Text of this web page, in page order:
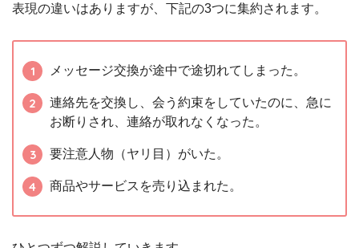
表現の違いはありますが、下記の3つに集約されます。
メッセージ交換が途中で途切れてしまった。
連絡先を交換し、会う約束をしていたのに、急に
お断りされ、連絡が取れなくなった。
要注意人物（ヤリ目）がいた。
商品やサービスを売り込まれた。